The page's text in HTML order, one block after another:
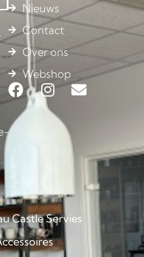
Nieuws
Contact
Over ons
Webshop
Castle Servies